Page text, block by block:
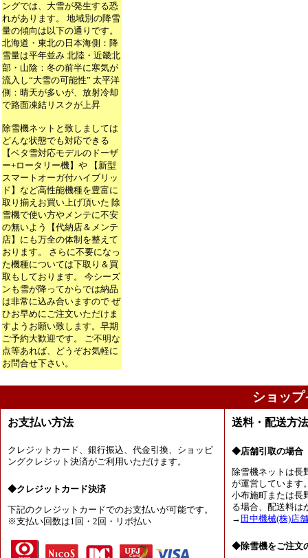
ングでは、大雪が発生する恐
れがあります。 地域別の降雪
量の傾向は以下の通りです。
北海道・東北の日本海側：降
雪量は平年並み 北陸・近畿北
部・山陰：冬の前半に寒気が
流入し“大雪の可能性” 太平洋
側：晴天が多いが、放射冷却
で路面凍結リスクが上昇
除雪機ネットと致しましては
どんな状態でも対応できる
【ベタ雪対応モデルのドーザ
ー+ロータリー機】や 【新型
スマートオーガ付ハイブリッ
ド】など高性能機種を豊富に
取り揃えお買い上げ頂いた 除
雪機で使い方やメンテに不安
の無いよう【代納店＆メンテ
店】にも万全の体制を整えて
おります。 さらに不要になっ
た機種については下取り＆買
取もしております。 今シーズ
ンも雪が降ってからでは納品
は非常に込み合いますので ぜ
ひお早めにご注文いただけま
すようお願い致します。早期
ご予約大歓迎です。 ご不明な
点等あれば、どうぞお気軽に
お問合せ下さい。
ショッ
お支払い方法
クレジットカード、銀行振込、代金引換、ショッピ
ングクレジット決済がご利用いただけます。
◆クレジットカード決済
下記のクレジットカードでのお支払いが可能です。
※支払い回数は1回・2回・リボ払い
送料・配送方
◆店舗引取の場合
除雪機ネットは長
が運営しています
小布施町または長
る場合、配送料は
→ 田中機械(株)店
◆除雪機をご注文